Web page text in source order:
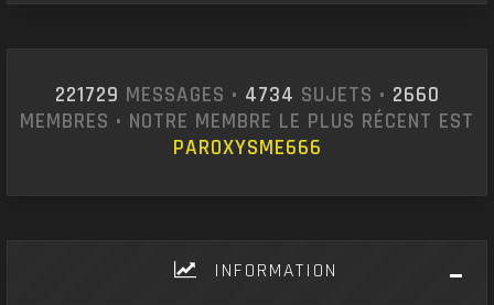
221729 MESSAGES • 4734 SUJETS • 2660
MEMBRES • NOTRE MEMBRE LE PLUS RÉCENT EST
PAROXYSME666
INFORMATION